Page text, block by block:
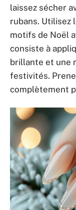
laissez sécher
rubans. Utilisez
motifs de Noël
consiste à
brillante et une
festivités.
complètement